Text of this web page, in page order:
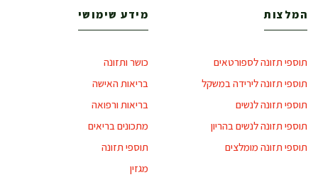
המלצות
תוספי תזונה לספורטאים
תוספי תזונה לירידה במשקל
תוספי תזונה לנשים
תוספי תזונה לנשים בהריון
תוספי תזונה מומלצים
מידע שימושי
כושר ותזונה
בריאות האישה
בריאות ורפואה
מתכונים בריאים
תוספי תזונה
מגזין